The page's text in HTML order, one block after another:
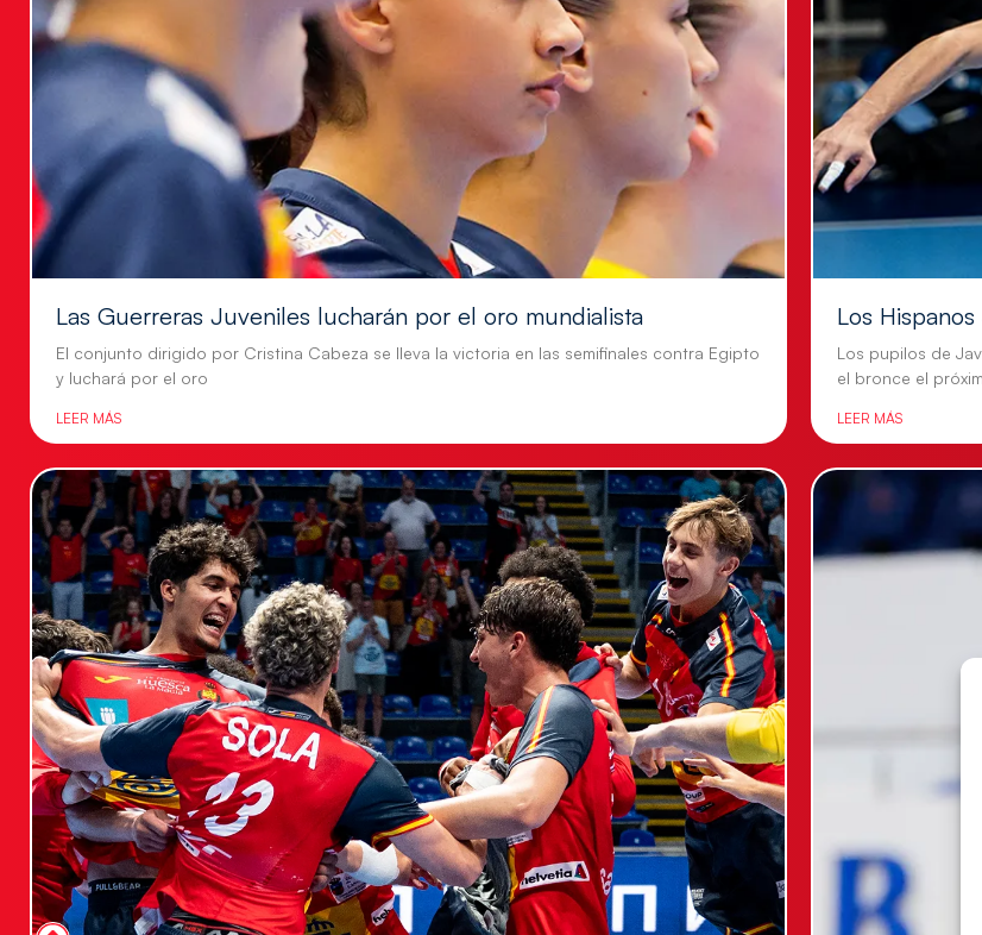
Las Guerreras Juveniles lucharán por el oro mundialista
El conjunto dirigido por Cristina Cabeza se lleva la victoria en las semifinales contra Egipto
y luchará por el oro
LEER MÁS
Los
Los pupilos de
el bronce el
LEER MÁS